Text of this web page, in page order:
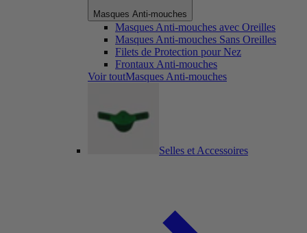
Masques Anti-mouches
Masques Anti-mouches avec Oreilles
Masques Anti-mouches Sans Oreilles
Filets de Protection pour Nez
Frontaux Anti-mouches
Voir toutMasques Anti-mouches
Selles et Accessoires